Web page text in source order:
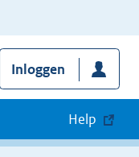
Inloggen
Help